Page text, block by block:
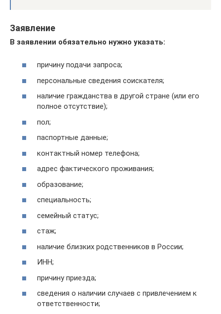
Заявление
В заявлении обязательно нужно указать:
причину подачи запроса;
персональные сведения соискателя;
наличие гражданства в другой стране (или его
полное отсутствие);
пол;
паспортные данные;
контактный номер телефона;
адрес фактического проживания;
образование;
специальность;
семейный статус;
стаж;
наличие близких родственников в России;
ИНН;
причину приезда;
сведения о наличии случаев с привлечением к
ответственности;